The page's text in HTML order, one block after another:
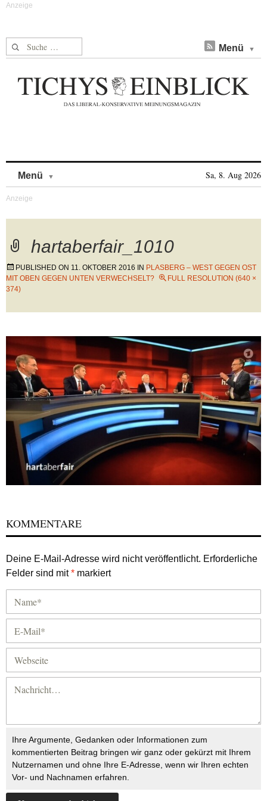
Suche nach: Menü
Menü Sa, 8. Aug 2026
hartaberfair_1010
PUBLISHED ON 11. OKTOBER 2016 IN PLASBERG – WEST GEGEN OST
MIT OBEN GEGEN UNTEN VERWECHSELT?
FULL RESOLUTION (640 ×
374)
KOMMENTARE
Deine E-Mail-Adresse wird nicht veröffentlicht. Erforderliche
Felder sind mit* markiert
Ihre Argumente, Gedanken oder Informationen zum
kommentierten Beitrag bringen wir ganz oder gekürzt mit Ihrem
Nutzernamen und ohne Ihre E-Adresse, wenn wir Ihren echten
Vor- und Nachnamen erfahren.